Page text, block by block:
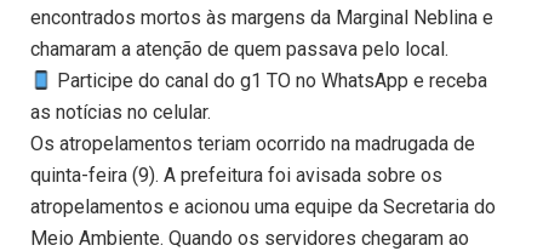
encontrados mortos às margens da Marginal Neblina e
chamaram a atenção de quem passava pelo local.
Participe do canal do g1 TO no WhatsApp e receba
as notícias no celular.
Os atropelamentos teriam ocorrido na madrugada de
quinta-feira (9). A prefeitura foi avisada sobre os
atropelamentos e acionou uma equipe da Secretaria do
Meio Ambiente. Quando os servidores chegaram ao